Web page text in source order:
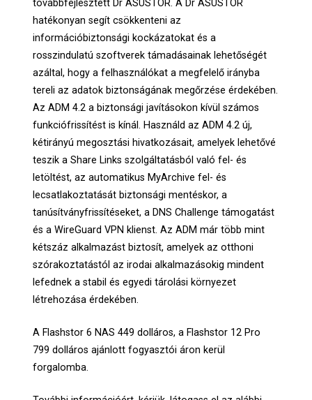
továbbfejlesztett Dr ASUSTOR. A Dr ASUSTOR
hatékonyan segít csökkenteni az
információbiztonsági kockázatokat és a
rosszindulatú szoftverek támadásainak lehetőségét
azáltal, hogy a felhasználókat a megfelelő irányba
tereli az adatok biztonságának megőrzése érdekében.
Az ADM 4.2 a biztonsági javításokon kívül számos
funkciófrissítést is kínál. Használd az ADM 4.2 új,
kétirányú megosztási hivatkozásait, amelyek lehetővé
teszik a Share Links szolgáltatásból való fel- és
letöltést, az automatikus MyArchive fel- és
lecsatlakoztatását biztonsági mentéskor, a
tanúsítványfrissítéseket, a DNS Challenge támogatást
és a WireGuard VPN klienst. Az ADM már több mint
kétszáz alkalmazást biztosít, amelyek az otthoni
szórakoztatástól az irodai alkalmazásokig mindent
lefednek a stabil és egyedi tárolási környezet
létrehozása érdekében.
A Flashstor 6 NAS 449 dolláros, a Flashstor 12 Pro
799 dolláros ajánlott fogyasztói áron kerül
forgalomba.